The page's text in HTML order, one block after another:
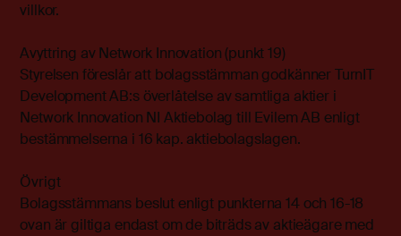
villkor.
Avyttring av Network Innovation (punkt 19)
Styrelsen föreslår att bolagsstämman godkänner TurnIT
Development AB:s överlåtelse av samtliga aktier i
Network Innovation NI Aktiebolag till Evilem AB enligt
bestämmelserna i 16 kap. aktiebolagslagen.
Övrigt
Bolagsstämmans beslut enligt punkterna 14 och 16-18
ovan är giltiga endast om de biträds av aktieägare med